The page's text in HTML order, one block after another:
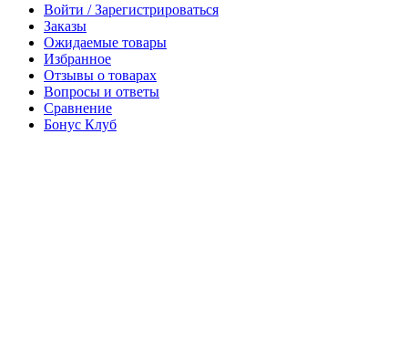
Войти / Зарегистрироваться
Заказы
Ожидаемые товары
Избранное
Отзывы о товарах
Вопросы и ответы
Сравнение
Бонус Клуб